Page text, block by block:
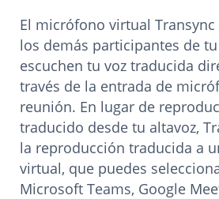
El micrófono virtual
los demás participantes de
escuchen tu voz traducida
través de la entrada de
reunión. En lugar de
traducido desde tu altavoz,
la reproducción traducida a
virtual, que puedes
Microsoft Teams, Google